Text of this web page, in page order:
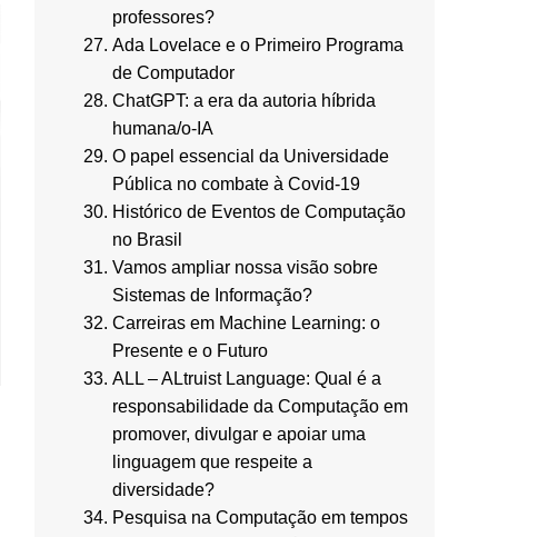
professores?
Ada Lovelace e o Primeiro Programa
de Computador
ChatGPT: a era da autoria híbrida
humana/o-IA
O papel essencial da Universidade
Pública no combate à Covid-19
Histórico de Eventos de Computação
no Brasil
Vamos ampliar nossa visão sobre
Sistemas de Informação?
Carreiras em Machine Learning: o
Presente e o Futuro
ALL – ALtruist Language: Qual é a
responsabilidade da Computação em
promover, divulgar e apoiar uma
linguagem que respeite a
diversidade?
Pesquisa na Computação em tempos